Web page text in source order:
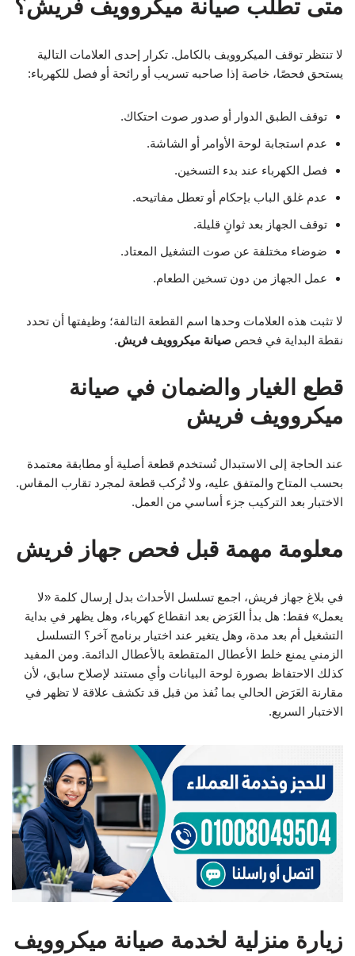
متى تطلب صيانة ميكروويف فريش؟
لا تنتظر توقف الميكروويف بالكامل. تكرار إحدى العلامات التالية
يستحق فحصًا، خاصة إذا صاحبه تسريب أو رائحة أو فصل للكهرباء:
توقف الطبق الدوار أو صدور صوت احتكاك.
عدم استجابة لوحة الأوامر أو الشاشة.
فصل الكهرباء عند بدء التسخين.
عدم غلق الباب بإحكام أو تعطل مفاتيحه.
توقف الجهاز بعد ثوانٍ قليلة.
ضوضاء مختلفة عن صوت التشغيل المعتاد.
عمل الجهاز من دون تسخين الطعام.
لا تثبت هذه العلامات وحدها اسم القطعة التالفة؛ وظيفتها أن تحدد
نقطة البداية في فحص صيانة ميكروويف فريش.
قطع الغيار والضمان في صيانة
ميكروويف فريش
عند الحاجة إلى الاستبدال تُستخدم قطعة أصلية أو مطابقة معتمدة
بحسب المتاح والمتفق عليه، ولا تُركب قطعة لمجرد تقارب المقاس.
الاختبار بعد التركيب جزء أساسي من العمل.
معلومة مهمة قبل فحص جهاز فريش
في بلاغ جهاز فريش، اجمع تسلسل الأحداث بدل إرسال كلمة «لا
يعمل» فقط: هل بدأ العَرَض بعد انقطاع كهرباء، وهل يظهر في بداية
التشغيل أم بعد مدة، وهل يتغير عند اختيار برنامج آخر؟ التسلسل
الزمني يمنع خلط الأعطال المتقطعة بالأعطال الدائمة. ومن المفيد
كذلك الاحتفاظ بصورة لوحة البيانات وأي مستند لإصلاح سابق، لأن
مقارنة العَرَض الحالي بما نُفذ من قبل قد تكشف علاقة لا تظهر في
الاختبار السريع.
زيارة منزلية لخدمة صيانة ميكروويف